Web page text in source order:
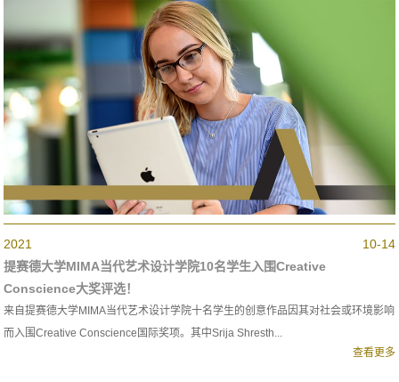
10-14
2021
提赛德大学MIMA当代艺术设计学院10名学生入围Creative
Conscience大奖评选！
来自提赛德大学MIMA当代艺术设计学院十名学生的创意作品因其对社会或环境影响
而入围Creative Conscience国际奖项。其中Srija Shresth...
查看更多